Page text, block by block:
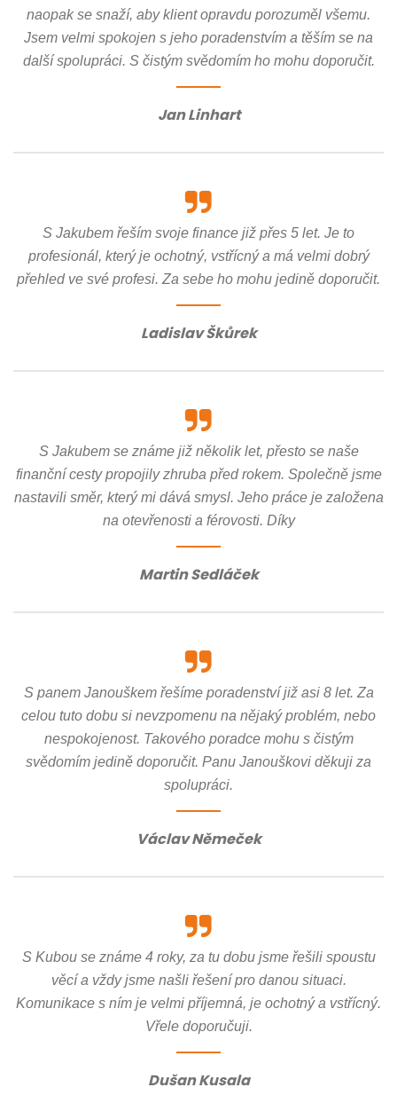
naopak se snaží, aby klient opravdu porozuměl všemu.
Jsem velmi spokojen s jeho poradenstvím a těším se na
další spolupráci. S čistým svědomím ho mohu doporučit.
Jan Linhart
S Jakubem řeším svoje finance již přes 5 let. Je to
profesionál, který je ochotný, vstřícný a má velmi dobrý
přehled ve své profesi. Za sebe ho mohu jedině doporučit.
Ladislav Škůrek
S Jakubem se známe již několik let, přesto se naše
finanční cesty propojily zhruba před rokem. Společně jsme
nastavili směr, který mi dává smysl. Jeho práce je založena
na otevřenosti a férovosti. Díky
Martin Sedláček
S panem Janouškem řešíme poradenství již asi 8 let. Za
celou tuto dobu si nevzpomenu na nějaký problém, nebo
nespokojenost. Takového poradce mohu s čistým
svědomím jedině doporučit. Panu Janouškovi děkuji za
spolupráci.
Václav Němeček
S Kubou se známe 4 roky, za tu dobu jsme řešili spoustu
věcí a vždy jsme našli řešení pro danou situaci.
Komunikace s ním je velmi příjemná, je ochotný a vstřícný.
Vřele doporučuji.
Dušan Kusala